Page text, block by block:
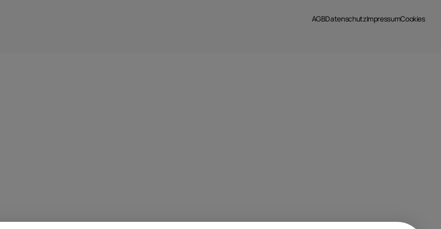
AGBDatenschutzImpressumCookies